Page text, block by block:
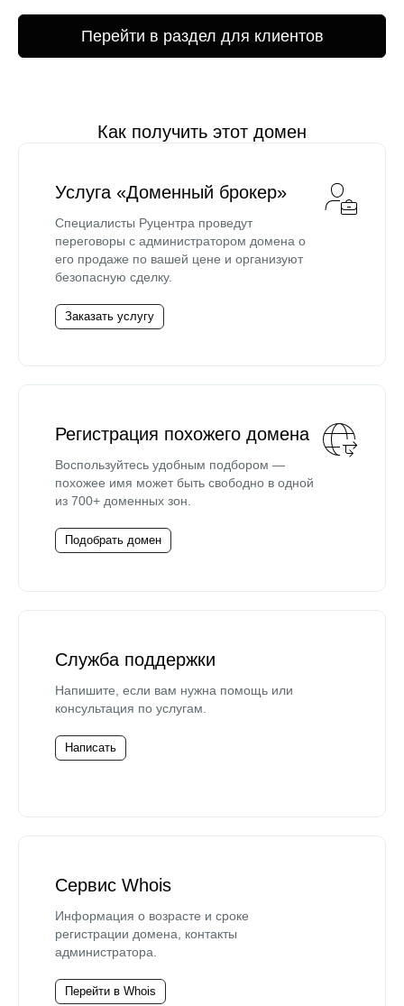
Перейти в раздел для клиентов
Как получить этот домен
Услуга «Доменный брокер»
Специалисты Руцентра проведут
переговоры с администратором домена о
его продаже по вашей цене и организуют
безопасную сделку.
Заказать услугу
Регистрация похожего домена
Воспользуйтесь удобным подбором —
похожее имя может быть свободно в одной
из 700+ доменных зон.
Подобрать домен
Служба поддержки
Напишите, если вам нужна помощь или
консультация по услугам.
Написать
Сервис Whois
Информация о возрасте и сроке
регистрации домена, контакты
администратора.
Перейти в Whois